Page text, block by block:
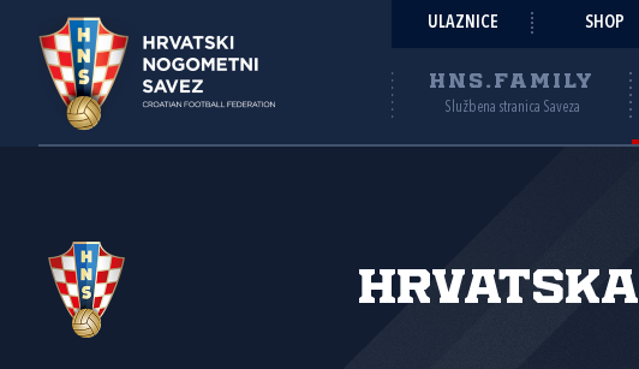
ULAZNICE SHOP
HNS.FAMILY
Službena stranica Saveza
Hrvatska